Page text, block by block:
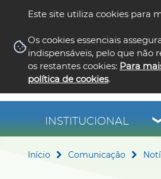
Este site utiliza cookies para
Os cookies essenciais
indispensáveis, pelo que não
os restantes cookies: Para
política de cookies.
INSTITUCIONAL
Início Comunicação